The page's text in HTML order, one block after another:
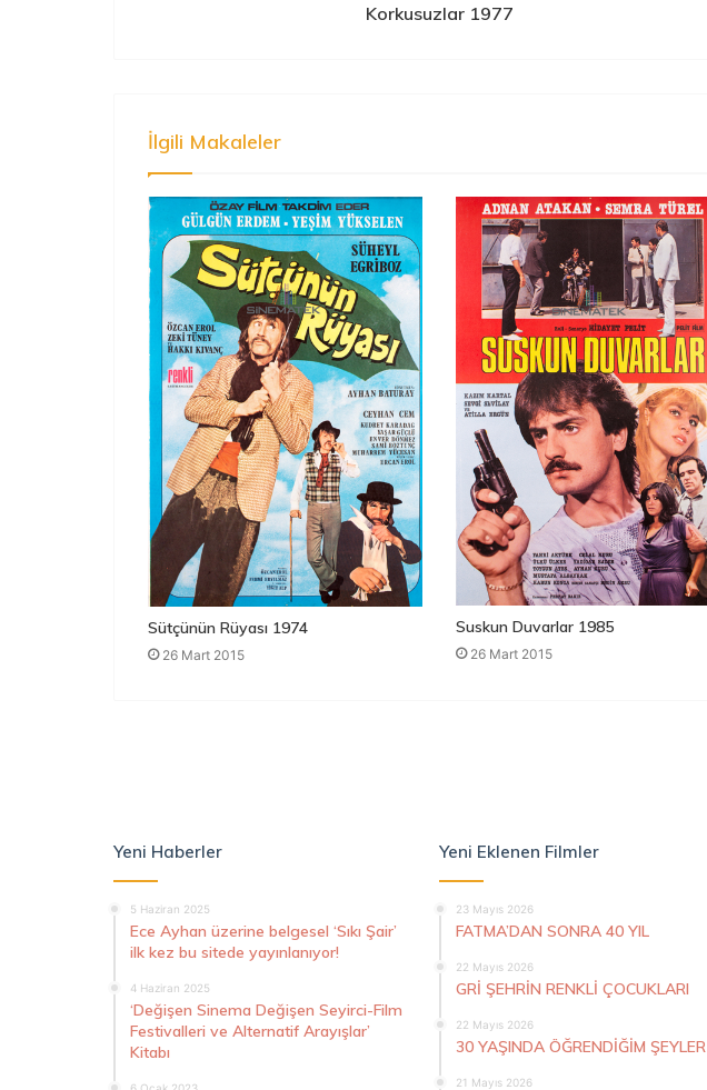
Korkusuzlar 1977
İlgili Makaleler
Sütçünün Rüyası 1974
26 Mart 2015
Suskun Duvarlar 1985
26 Mart 2015
Yeni Haberler
5 Haziran 2025
Ece Ayhan üzerine belgesel ‘Sıkı Şair’
ilk kez bu sitede yayınlanıyor!
4 Haziran 2025
‘Değişen Sinema Değişen Seyirci-Film
Festivalleri ve Alternatif Arayışlar’
Kitabı
Yeni Eklenen Filmler
23 Mayıs 2026
FATMA’DAN SONRA 40 YIL
22 Mayıs 2026
GRİ ŞEHRİN RENKLİ ÇOCUKLARI
22 Mayıs 2026
30 YAŞINDA ÖĞRENDİĞİM ŞEYLER
21 Mayıs 2026